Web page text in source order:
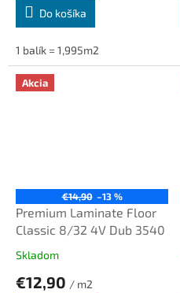
Do košíka
1 balík = 1,995m2
Akcia
€14,90 –13 %
Premium Laminate Floor
Classic 8/32 4V Dub 3540
Skladom
€12,90 / m2